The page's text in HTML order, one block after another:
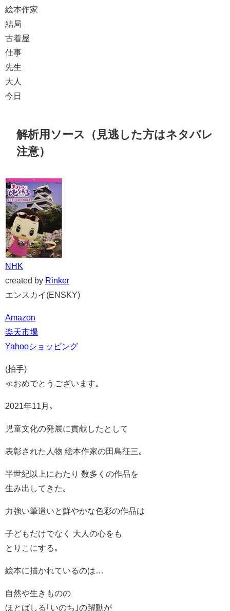
絵本作家
結局
古着屋
仕事
先生
大人
今日
解析用ソース（見逃した方はネタバレ
注意）
NHK
created by Rinker
エンスカイ(ENSKY)
Amazon
楽天市場
Yahooショッピング
(拍手)
≪おめでとうございます｡
2021年11月｡
児童文化の発展に貢献したとして
表彰された人物 絵本作家の田島征三｡
半世紀以上にわたり 数多くの作品を
生み出してきた｡
力強い筆遣いと鮮やかな色彩の作品は
子どもだけでなく 大人の心をも
とりこにする｡
絵本に描かれているのは…
自然や生きものの
ほとばしる｢いのち｣の躍動が